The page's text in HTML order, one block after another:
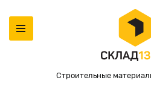
Строительные